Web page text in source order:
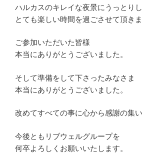
ハルカスのキレイな夜景にうっとり
とても楽しい時間を過ごさせて頂きま
ご参加いただいた皆様
本当にありがとうございました。
そして準備をして下さったみなさま
本当にありがとうございました。
改めてすべての事に心から感謝の集い
今後ともリブウェルグループを
何卒よろしくお願いいたします。